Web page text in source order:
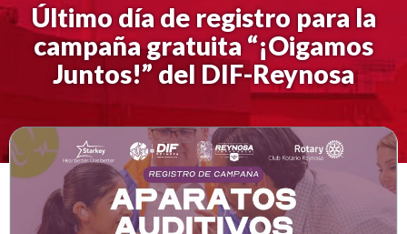
Último día de registro para la
campaña gratuita “¡Oigamos
Juntos!” del DIF-Reynosa